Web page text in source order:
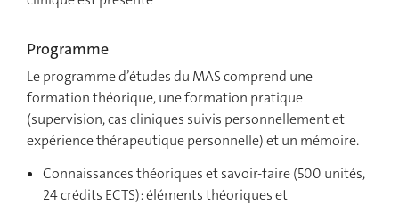
Programme
Le programme d’études du MAS comprend une
formation théorique, une formation pratique
(supervision, cas cliniques suivis personnellement et
expérience thérapeutique personnelle) et un mémoire.
Connaissances théoriques et savoir-faire (500 unités,
24 crédits ECTS): éléments théoriques et